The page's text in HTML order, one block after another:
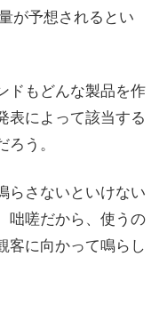
が予想されるとい
ドもどんな製品を作
表によって該当する
う。
らさないといけない
咄嗟だから、使うの
客に向かって鳴らし